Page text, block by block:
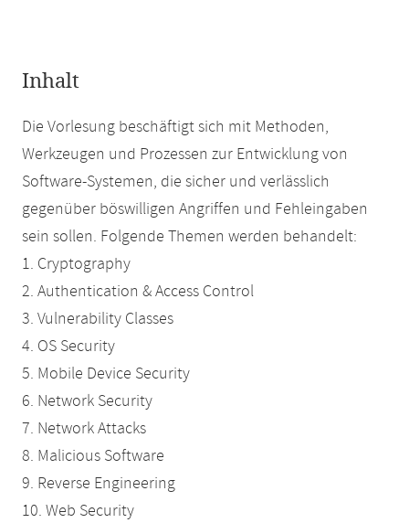
Inhalt
Die Vorlesung beschäftigt sich mit Methoden,
Werkzeugen und Prozessen zur Entwicklung von
Software-Systemen, die sicher und verlässlich
gegenüber böswilligen Angriffen und Fehleingaben
sein sollen. Folgende Themen werden behandelt:
1. Cryptography
2. Authentication & Access Control
3. Vulnerability Classes
4. OS Security
5. Mobile Device Security
6. Network Security
7. Network Attacks
8. Malicious Software
9. Reverse Engineering
10. Web Security